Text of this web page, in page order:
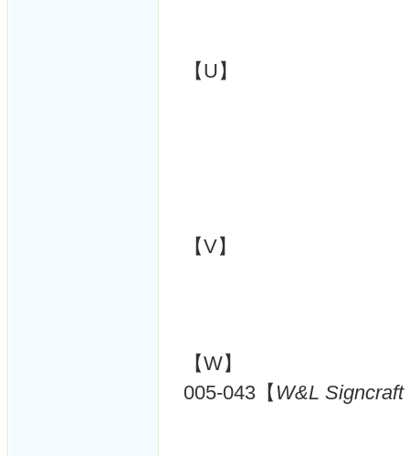
【U】
【V】
【W】
005-043【 W&L